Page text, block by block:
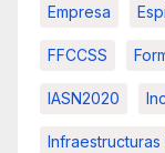
Empresa
FFCCSS
IASN2020
Infraestructuras